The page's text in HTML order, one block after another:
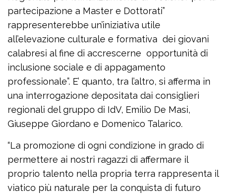
partecipazione a Master e Dottorati”
rappresenterebbe un’iniziativa utile
all’elevazione culturale e formativa dei giovani
calabresi al fine di accrescerne opportunità di
inclusione sociale e di appagamento
professionale”. E’ quanto, tra l’altro, si afferma in
una interrogazione depositata dai consiglieri
regionali del gruppo di IdV, Emilio De Masi,
Giuseppe Giordano e Domenico Talarico.
“La promozione di ogni condizione in grado di
permettere ai nostri ragazzi di affermare il
proprio talento nella propria terra rappresenta il
viatico più naturale per la conquista di futuro